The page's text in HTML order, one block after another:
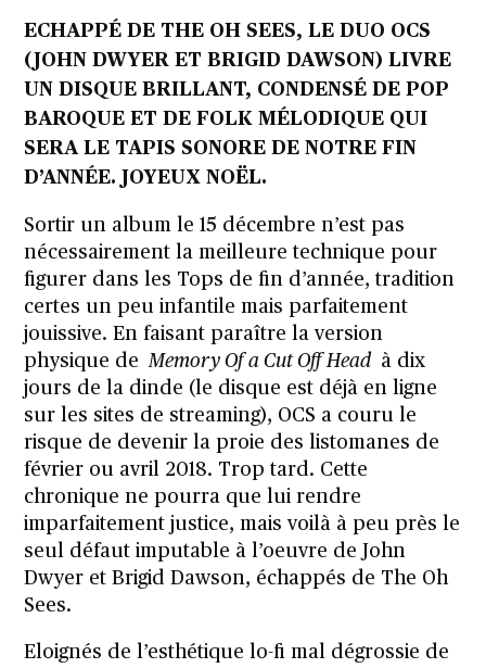
ECHAPPÉ DE THE OH SEES, LE DUO OCS
(JOHN DWYER ET BRIGID DAWSON) LIVRE
UN DISQUE BRILLANT, CONDENSÉ DE POP
BAROQUE ET DE FOLK MÉLODIQUE QUI
SERA LE TAPIS SONORE DE NOTRE FIN
D’ANNÉE. JOYEUX NOËL.
Sortir un album le 15 décembre n’est pas
nécessairement la meilleure technique pour
figurer dans les Tops de fin d’année, tradition
certes un peu infantile mais parfaitement
jouissive. En faisant paraître la version
physique deMemory Of a Cut Off Head à dix
jours de la dinde (le disque est déjà en ligne
sur les sites de streaming), OCS a couru le
risque de devenir la proie des listomanes de
février ou avril 2018. Trop tard. Cette
chronique ne pourra que lui rendre
imparfaitement justice, mais voilà à peu près le
seul défaut imputable à l’oeuvre de John
Dwyer etBrigid Dawson, échappés de The Oh
Sees.
Eloignés de l’esthétique lo-fi mal dégrossie de